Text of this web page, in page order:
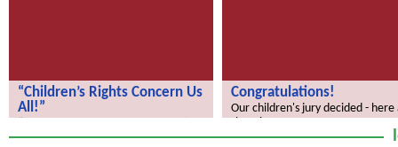
“Children’s Rights Concern Us
All!”
Congratulations!
Our children's jury decided - here